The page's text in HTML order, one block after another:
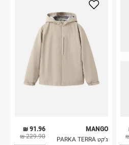
91.96 ₪
229.90 ₪
MANGO
ג'קט PARKA TERRA